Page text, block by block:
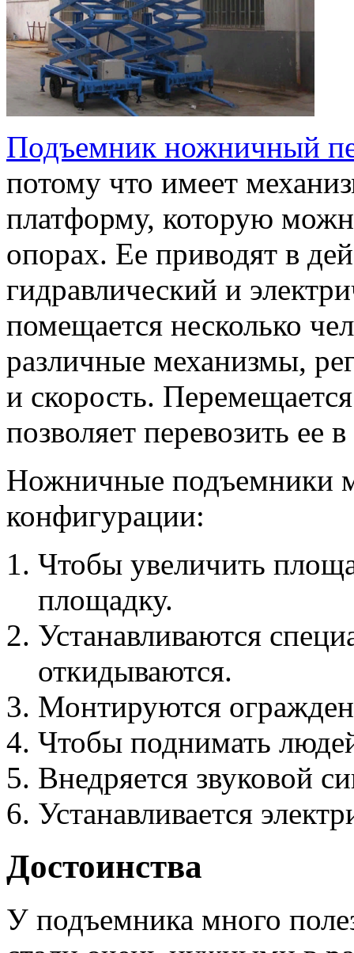
Подъемник ножничный
потому что имеет
платформу, которую
опорах. Ее приводят в
гидравлический и
помещается несколько
различные механизмы,
и скорость.
позволяет перевозить ее
Ножничные подъемники
конфигурации:
Чтобы увеличить
площадку.
Устанавливаются
откидываются.
Монтируются
Чтобы поднимать
Внедряется звуковой
Устанавливается
Достоинства
У подъемника много